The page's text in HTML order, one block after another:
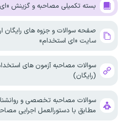
بسته تکمیلی مصاحبه و گزینش
صفحه سوالات و جزوه های رایگان
سایت «ای استخدام»
سوالات مصاحبه آزمون های
(رایگان)
سوالات مصاحبه تخصصی و
مطابق با دستورالعمل اجرایی